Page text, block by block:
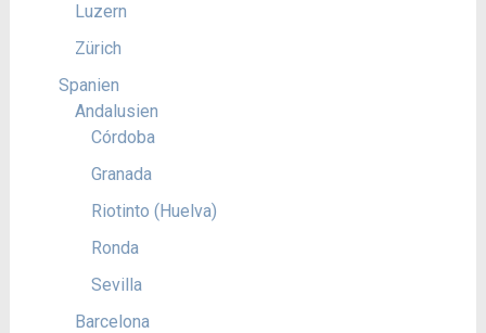
Luzern
Zürich
Spanien
Andalusien
Córdoba
Granada
Riotinto (Huelva)
Ronda
Sevilla
Barcelona